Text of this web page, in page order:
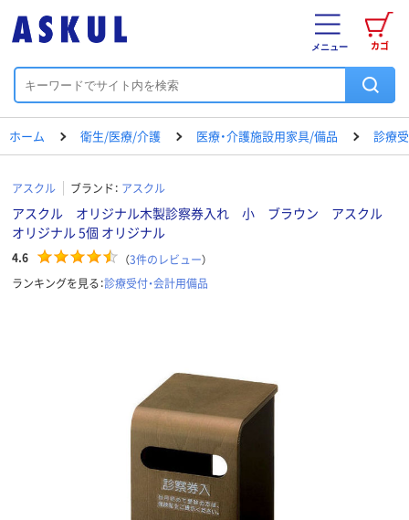
カゴ
メニュー
ホーム 衛生/医療/介護 医療・介護施設用家具/備品 診療
アスクル ブランド： アスクル
アスクル オリジナル木製診察券入れ 小 ブラウン アスクル
オリジナル 5個 オリジナル
4.6 （3件のレビュー）
ランキングを見る：診療受付・会計用備品